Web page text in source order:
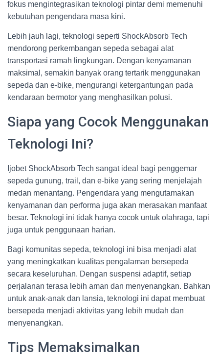
fokus mengintegrasikan teknologi pintar demi memenuhi
kebutuhan pengendara masa kini.
Lebih jauh lagi, teknologi seperti ShockAbsorb Tech
mendorong perkembangan sepeda sebagai alat
transportasi ramah lingkungan. Dengan kenyamanan
maksimal, semakin banyak orang tertarik menggunakan
sepeda dan e-bike, mengurangi ketergantungan pada
kendaraan bermotor yang menghasilkan polusi.
Siapa yang Cocok Menggunakan
Teknologi Ini?
Ijobet ShockAbsorb Tech sangat ideal bagi penggemar
sepeda gunung, trail, dan e-bike yang sering menjelajah
medan menantang. Pengendara yang mengutamakan
kenyamanan dan performa juga akan merasakan manfaat
besar. Teknologi ini tidak hanya cocok untuk olahraga, tapi
juga untuk penggunaan harian.
Bagi komunitas sepeda, teknologi ini bisa menjadi alat
yang meningkatkan kualitas pengalaman bersepeda
secara keseluruhan. Dengan suspensi adaptif, setiap
perjalanan terasa lebih aman dan menyenangkan. Bahkan
untuk anak-anak dan lansia, teknologi ini dapat membuat
bersepeda menjadi aktivitas yang lebih mudah dan
menyenangkan.
Tips Memaksimalkan